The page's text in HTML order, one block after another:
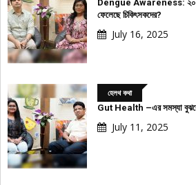
Dengue Awareness:
ফেলেছে চিকিৎসকদের?
July 16, 2025
হেলথ কথা
Gut Health –এর সমস্যা
July 11, 2025